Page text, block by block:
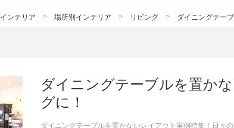
インテリア 場所別インテリア リビング ダイニングテー
ダイニングテーブルを置か
グに！
ダイニングテーブルを置かないレイアウト実例特集！日々